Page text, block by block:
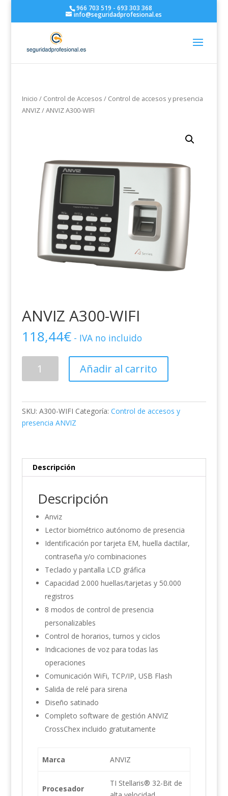
966 703 519 - 693 303 368
info@seguridadprofesional.es
Inicio / Control de Accesos / Control de accesos y presencia
ANVIZ/ ANVIZ A300-WIFI
ANVIZ A300-WIFI
118,44€ - IVA no incluido
A300-
Añadir al carrito
SKU: A300-WIFI Categoría: Control de accesos y
presencia ANVIZ
Descripción
Descripción
Anviz
Lector biométrico autónomo de presencia
Identificación por tarjeta EM, huella dactilar,
contraseña y/o combinaciones
Teclado y pantalla LCD gráfica
Capacidad 2.000 huellas/tarjetas y 50.000
registros
8 modos de control de presencia
personalizables
Control de horarios, turnos y ciclos
Indicaciones de voz para todas las
operaciones
Comunicación WiFi, TCP/IP, USB Flash
Salida de relé para sirena
Diseño satinado
Completo software de gestión ANVIZ
CrossChex incluido gratuitamente
Marca ANVIZ
Procesador
TI Stellaris® 32-Bit de